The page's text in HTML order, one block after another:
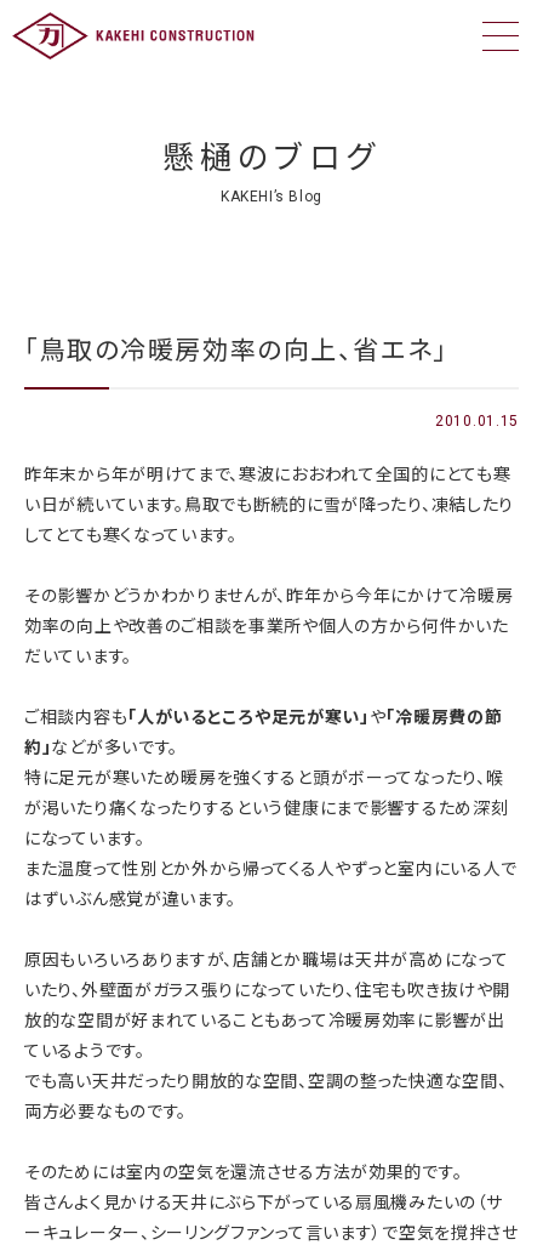
懸樋のブログ
KAKEHI’s Blog
「鳥取の冷暖房効率の向上、省エネ」
2010.01.15
昨年末から年が明けてまで、寒波におおわれて全国的にとても寒
い日が続いています。鳥取でも断続的に雪が降ったり、凍結したり
してとても寒くなっています。
その影響かどうかわかりませんが、昨年から今年にかけて冷暖房
効率の向上や改善のご相談を事業所や個人の方から何件かいた
だいています。
ご相談内容も「人がいるところや足元が寒い」 や「冷暖房費の節
約」などが多いです。
特に足元が寒いため暖房を強くすると頭がボーってなったり、喉
が渇いたり痛くなったりするという健康にまで影響するため深刻
になっています。
また温度って性別とか外から帰ってくる人やずっと室内にいる人で
はずいぶん感覚が違います。
原因もいろいろありますが、店舗とか職場は天井が高めになって
いたり、外壁面がガラス張りになっていたり、住宅も吹き抜けや開
放的な空間が好まれていることもあって冷暖房効率に影響が出
ているようです。
でも高い天井だったり開放的な空間、空調の整った快適な空間、
両方必要なものです。
そのためには室内の空気を還流させる方法が効果的です。
皆さんよく見かける天井にぶら下がっている扇風機みたいの（サ
ーキュレーター、シーリングファンって言います）で空気を撹拌させ